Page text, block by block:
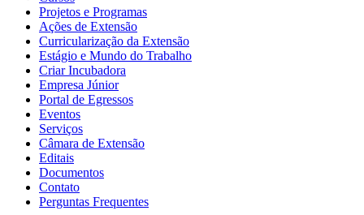
Projetos e Programas
Ações de Extensão
Curricularização da Extensão
Estágio e Mundo do Trabalho
Criar Incubadora
Empresa Júnior
Portal de Egressos
Eventos
Serviços
Câmara de Extensão
Editais
Documentos
Contato
Perguntas Frequentes